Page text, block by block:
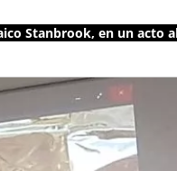
Stanbrook, en un acto